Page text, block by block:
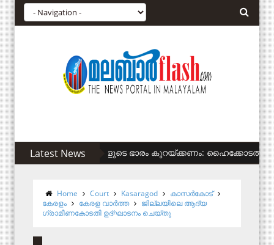
Latest News സിഎഎ അനുകൂലികള്‍ക്ക് കുടിവെള്ളം
Home Court Kasaragod
കാസര്‍കോട്
കേരളം
കേരള വാര്‍ത്ത
ജില്ലയിലെ ആദ്യ
ഗ്രാമീണകോടതി ഉദ്ഘാടനം ചെയ്തു